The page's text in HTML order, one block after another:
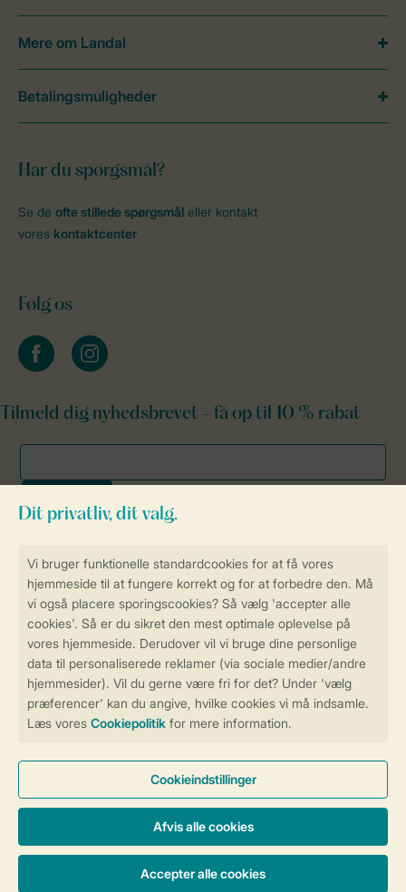
Få en personligt tilpasset oplevelse
på Landal.dk
Sikker og hurtig online booking
Sikker datahåndtering
Har du spørgsmål?
Se de ofte stillede spørgsmål eller kontakt
vores kontaktcenter
Følg os
facebookinstagram
Tilmeld dig nyhedsbrevet - få op til 10 % rabat
Mere om Landal
Betalingsmuligheder
Vilkår og betingelser Persondatapolitik
Cookies og banner
© 2026 Landal Formidling ApS | CVR 28842392